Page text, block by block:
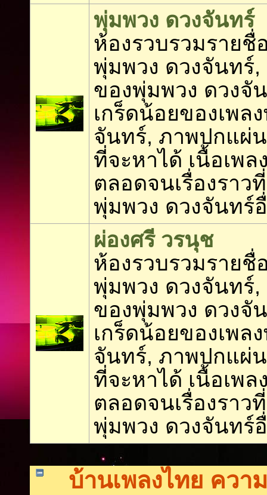
พุ่มพวง ดวงจันทร์
ห้องรวบรวมรายชื่
พุ่มพวง ดวงจันทร์,
ของพุ่มพวง ดวงจั
เกร็ดน้อยของเพล
จันทร์, ภาพปกแผ่น
ที่จะหาได้ เนื้อเพล
ตลอดจนเรื่องราว
พุ่มพวง ดวงจันทร์
ผ่องศรี วรนุช
ห้องรวบรวมรายชื่
พุ่มพวง ดวงจันทร์,
ของพุ่มพวง ดวงจั
เกร็ดน้อยของเพล
จันทร์, ภาพปกแผ่น
ที่จะหาได้ เนื้อเพล
ตลอดจนเรื่องราว
พุ่มพวง ดวงจันทร์
บ้านเพลงไทย ควา